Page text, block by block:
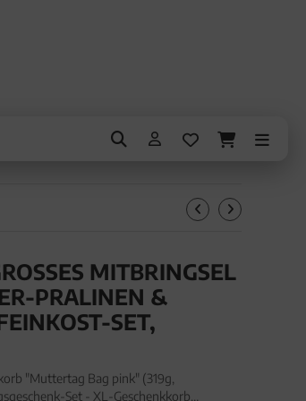
MITBRINGSEL S
PRALINEN & V
SET, G
"Muttertag Bag pink" (319g,
Set - XL-Geschenkkorb